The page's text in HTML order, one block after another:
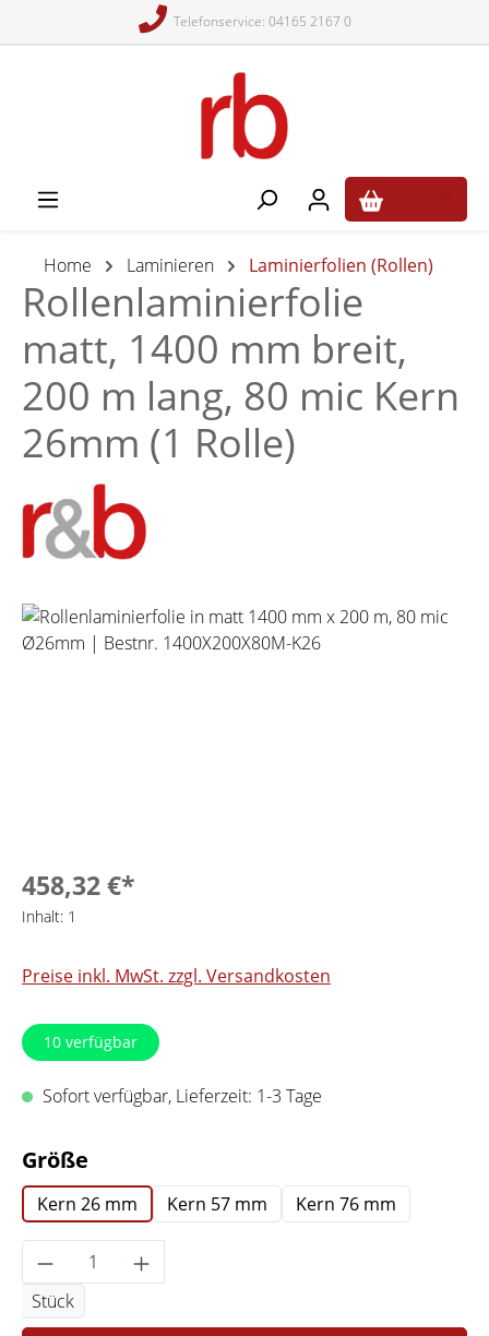
Telefonservice: 04165 2167 0
Home Laminieren Laminierfolien (Rollen)
Rollenlaminierfolie
matt, 1400 mm breit,
200 m lang, 80 mic Kern
26mm (1 Rolle)
Bildergalerie überspringen
458,32 €*
Inhalt: 1
Preise inkl. MwSt. zzgl. Versandkosten
10 verfügbar
Sofort verfügbar, Lieferzeit: 1-3 Tage
Größe
Kern 26 mm Kern 57 mm Kern 76 mm
Produkt Anzahl: Gib den gewünschten
Stück